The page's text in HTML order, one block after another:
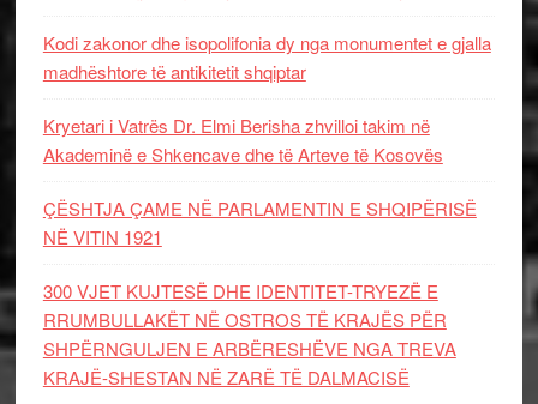
Kodi zakonor dhe isopolifonia dy nga monumentet e gjalla
madhështore të antikitetit shqiptar
Kryetari i Vatrës Dr. Elmi Berisha zhvilloi takim në
Akademinë e Shkencave dhe të Arteve të Kosovës
ÇËSHTJA ÇAME NË PARLAMENTIN E SHQIPËRISË
NË VITIN 1921
300 VJET KUJTESË DHE IDENTITET-TRYEZË E
RRUMBULLAKËT NË OSTROS TË KRAJËS PËR
SHPËRNGULJEN E ARBËRESHËVE NGA TREVA
KRAJË-SHESTAN NË ZARË TË DALMACISË